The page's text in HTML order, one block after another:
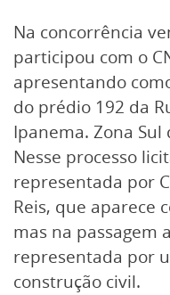
Na concorrência
participou com o
apresentando
do prédio 192 da
Ipanema. Zona
Nesse processo
representada por
Reis, que aparece
mas na passagem
representada por
construção civil.